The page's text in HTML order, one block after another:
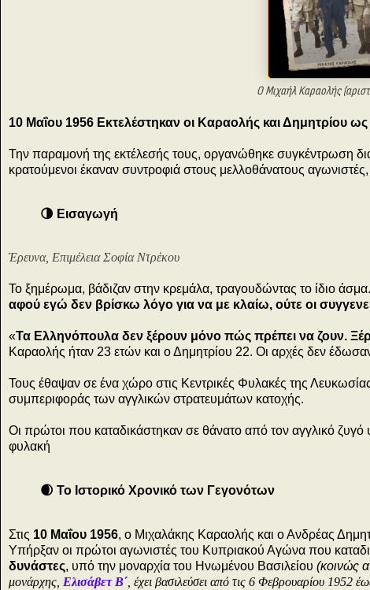
Ο Μιχαήλ Καραολής
10 Μαΐου 1956 Εκτελέστηκαν οι Καραολής και Δημητρίου
Την παραμονή της εκτέλεσής τους, οργανώθηκε συγκέντρωση
κρατούμενοι έκαναν συντροφιά στους μελλοθάνατους
🌗 Εισαγωγή
Έρευνα, Επιμέλεια Σοφία Ντρέκου
Το ξημέρωμα, βάδιζαν στην κρεμάλα, τραγουδώντας το ίδιο
αφού εγώ δεν βρίσκω λόγο για να με κλαίω, ούτε οι
«Τα Ελληνόπουλα δεν ξέρουν μόνο πώς πρέπει να ζουν.
Καραολής ήταν 23 ετών και ο Δημητρίου 22. Οι αρχές δεν έδωσαν
Τους έθαψαν σε ένα χώρο στις Κεντρικές Φυλακές της
συμπεριφοράς των αγγλικών στρατευμάτων κατοχής.
Oι πρώτοι που καταδικάστηκαν σε θάνατο από τον αγγλικό ζυγό
φυλακή
🌒 Το Ιστορικό Χρονικό των Γεγονότων
Στις 10 Μαΐου 1956, ο Μιχαλάκης Καραολής και ο Ανδρέας
Υπήρξαν οι πρώτοι αγωνιστές του Κυπριακού Αγώνα που
δυνάστες, υπό την μοναρχία του Ηνωμένου Βασιλείου (κοινώς
μονάρχης, Ελισάβετ Β΄ , έχει βασιλεύσει από τις 6 Φεβρουαρίου 1952